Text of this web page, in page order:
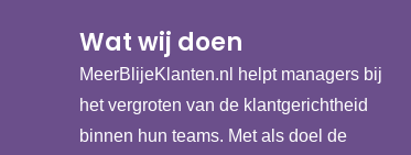
Wat wij doen
MeerBlijeKlanten.nl helpt managers bij
het vergroten van de klantgerichtheid
binnen hun teams. Met als doel de